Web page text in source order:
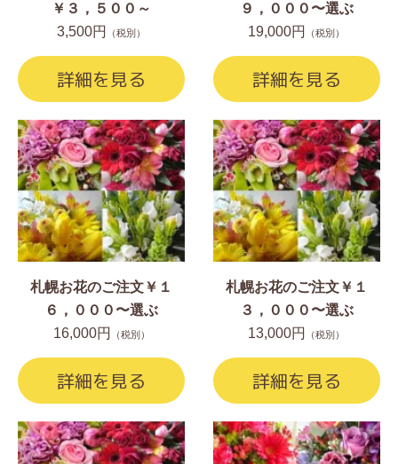
￥３，５００～
3,500円
（税別）
詳細を見る
９，０００〜選ぶ
19,000円
（税別）
詳細を見る
札幌お花のご注文￥１
６，０００〜選ぶ
16,000円
（税別）
詳細を見る
札幌お花のご注文￥１
３，０００〜選ぶ
13,000円
（税別）
詳細を見る